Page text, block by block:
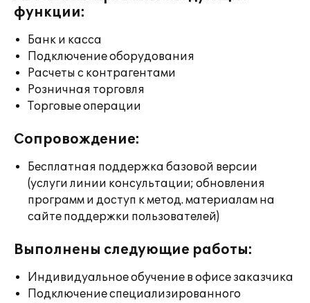
функции:
Банк и касса
Подключение оборудования
Расчеты с контрагентами
Розничная торговля
Торговые операции
Сопровождение:
Бесплатная поддержка базовой версии
(услуги линии консультации; обновления
программ и доступ к метод. материалам на
сайте поддержки пользователей)
Выполнены следующие работы:
Индивидуальное обучение в офисе заказчика
Подключение специализированного